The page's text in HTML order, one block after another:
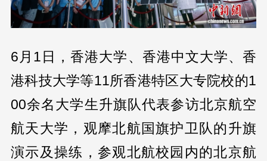
6月1日，香港大学、香港中文大学、香
港科技大学等11所香港特区大专院校的1
00余名大学生升旗队代表参访北京航空
航天大学，观摩北航国旗护卫队的升旗
演示及操练，参观北航校园内的北京航